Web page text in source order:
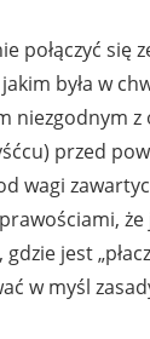
połączyć się
była w
niezgodnym
przed
wagi
jest
w myśl